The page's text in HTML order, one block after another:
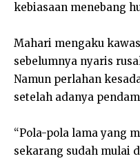
kebiasaan menebang
Mahari mengaku
sebelumnya nyaris
Namun perlahan
setelah adanya
“Pola-pola lama yang
sekarang sudah mulai